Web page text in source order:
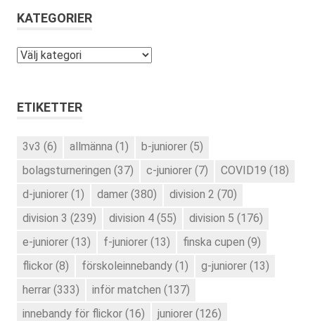
KATEGORIER
Kategorier
ETIKETTER
3v3 (6) allmänna (1) b-juniorer (5)
bolagsturneringen (37) c-juniorer (7) COVID19 (18)
d-juniorer (1) damer (380) division 2 (70)
division 3 (239) division 4 (55) division 5 (176)
e-juniorer (13) f-juniorer (13) finska cupen (9)
flickor (8) förskoleinnebandy (1) g-juniorer (13)
herrar (333) inför matchen (137)
innebandy för flickor (16) juniorer (126)